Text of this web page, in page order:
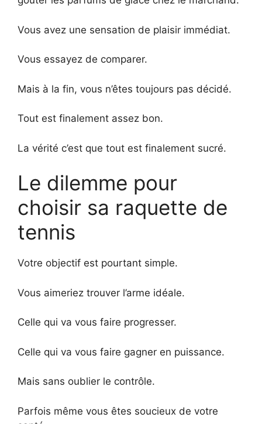
Vous avez une sensation de plaisir immédiat.
Vous essayez de comparer.
Mais à la fin, vous n’êtes toujours pas décidé.
Tout est finalement assez bon.
La vérité c’est que tout est finalement sucré.
Le dilemme pour
choisir sa raquette de
tennis
Votre objectif est pourtant simple.
Vous aimeriez trouver l’arme idéale.
Celle qui va vous faire progresser.
Celle qui va vous faire gagner en puissance.
Mais sans oublier le contrôle.
Parfois même vous êtes soucieux de votre